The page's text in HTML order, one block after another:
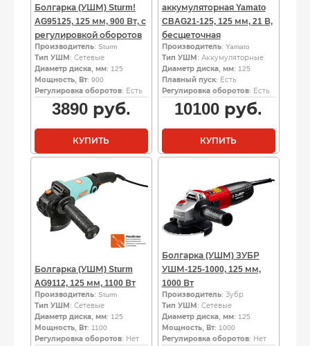
Болгарка (УШМ) Sturm!
AG95125, 125 мм, 900 Вт, с
регулировкой оборотов
Производитель: Sturm
Тип УШМ : Сетевые
Диаметр диска, мм: 125
Мощность, Вт: 900
Регулировка оборотов: Есть
3890руб.
КУПИТЬ
аккумуляторная Yamato
CBAG21-125, 125 мм, 21 В,
бесщеточная
Производитель: Yamato
Тип УШМ : Аккумуляторные
Диаметр диска, мм: 125
Плавный пуск: Есть
Регулировка оборотов: Есть
10100 руб.
КУПИТЬ
Болгарка (УШМ) Sturm
AG9112, 125 мм, 1100 Вт
Производитель: Sturm
Тип УШМ : Сетевые
Диаметр диска, мм: 125
Мощность, Вт: 1100
Регулировка оборотов: Нет
Болгарка (УШМ) ЗУБР
УШМ-125-1000, 125 мм,
1000 Вт
Производитель: Зубр
Тип УШМ : Сетевые
Диаметр диска, мм: 125
Мощность, Вт: 1000
Регулировка оборотов: Нет